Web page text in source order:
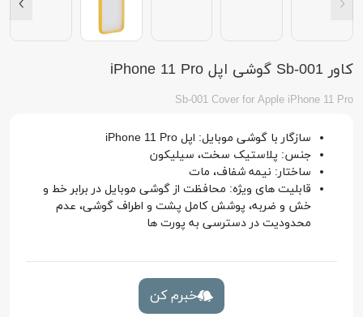
کاور Sb-001 گوشی اپل iPhone 11 Pro
Sb-001 Cover for Apple iPhone 11 Pro
سازگار با گوشی موبایل: اپل iPhone 11 Pro
جنس: پلاستیک سخت، سیلیکون
ساختار: نیمه شفاف، مات
قابلیت های ویژه: محافظت از گوشی موبایل در برابر خط و
خش و ضربه، پوشش کامل پشت و اطراف گوشی، عدم
محدودیت در دسترسی به پورت ها
خبرم کن